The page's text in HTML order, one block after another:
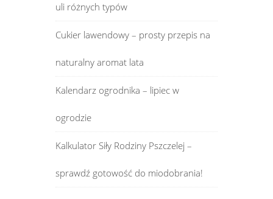
uli różnych typów
Cukier lawendowy – prosty przepis na
naturalny aromat lata
Kalendarz ogrodnika – lipiec w
ogrodzie
Kalkulator Siły Rodziny Pszczelej –
sprawdź gotowość do miodobrania!